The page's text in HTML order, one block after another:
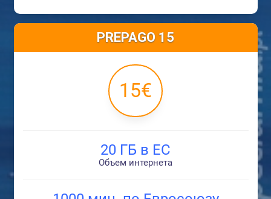
PREPAGO 15
15€
20 ГБ в ЕС
Объем интернета